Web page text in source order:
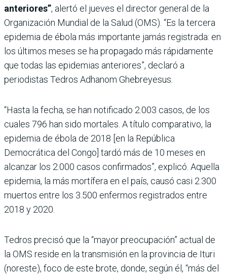
anteriores”, alertó el jueves el director general de la
Organización Mundial de la Salud (OMS). “Es la tercera
epidemia de ébola más importante jamás registrada: en
los últimos meses se ha propagado más rápidamente
que todas las epidemias anteriores”, declaró a
periodistas Tedros Adhanom Ghebreyesus.
“Hasta la fecha, se han notificado 2.003 casos, de los
cuales 796 han sido mortales. A título comparativo, la
epidemia de ébola de 2018 [en la República
Democrática del Congo] tardó más de 10 meses en
alcanzar los 2.000 casos confirmados”, explicó. Aquella
epidemia, la más mortífera en el país, causó casi 2.300
muertos entre los 3.500 enfermos registrados entre
2018 y 2020.
Tedros precisó que la “mayor preocupación” actual de
la OMS reside en la transmisión en la provincia de Ituri
(noreste), foco de este brote, donde, según él, “más del